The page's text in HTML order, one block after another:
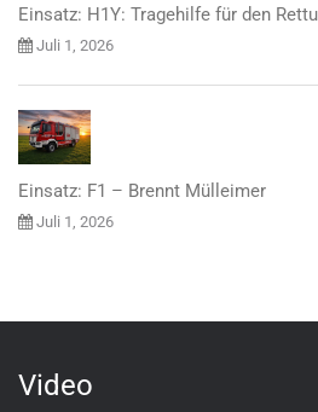
Einsatz: H1Y: Tragehilfe für den
Juli 1, 2026
Einsatz: F1 – Brennt Mülleimer
Juli 1, 2026
Video